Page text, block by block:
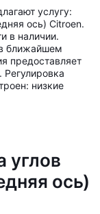
услугу:
ось) Citroen.
в наличии.
ближайшем
предоставляет
низкие
углов
ось)